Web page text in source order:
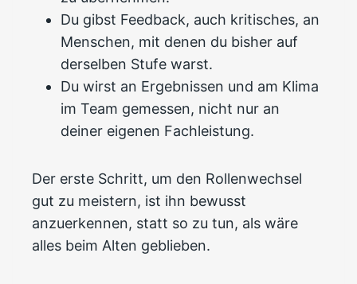
Du gibst Feedback, auch kritisches, an
Menschen, mit denen du bisher auf
derselben Stufe warst.
Du wirst an Ergebnissen und am Klima
im Team gemessen, nicht nur an
deiner eigenen Fachleistung.
Der erste Schritt, um den Rollenwechsel
gut zu meistern, ist ihn bewusst
anzuerkennen, statt so zu tun, als wäre
alles beim Alten geblieben.